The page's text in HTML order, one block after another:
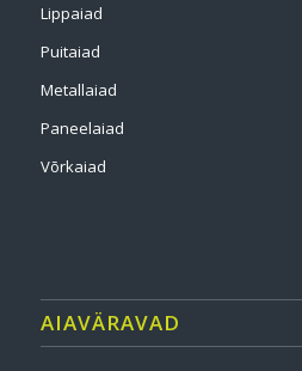
Lippaiad
Puitaiad
Metallaiad
Paneelaiad
Võrkaiad
AIAVÄRAVAD